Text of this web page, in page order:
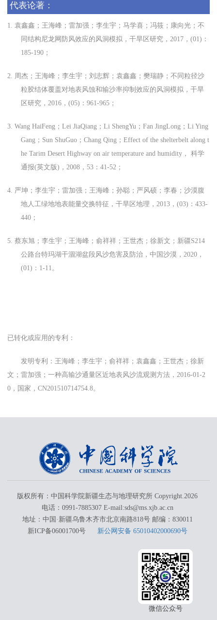
代表论著：
1. 袁鑫鑫；王海峰；雷加强；李生宇；马学喜；冯筱；康向光； 不
同结构尼龙网防风效应的风洞模拟 ，干旱区研究，2017 ，(01) ：
185-190 ；
2. 周杰；王海峰；李生宇；刘志辉；袁鑫鑫；樊瑞静； 不同粒径沙
粒胶结体覆盖对地表风蚀和输沙率抑制效应的风洞模拟 ，干旱
区研究，2016 ，(05) ：961-965 ；
3. Wang HaiFeng ； Lei JiaQiang ； Li ShengYu ； Fan JingLong ； Li Ying
Gang ； Sun ShuGuo ；Chang Qing ；Effect of the shelterbelt along t
he Tarim Desert Highway on air temperature and humidity ，
科学
通报(英文版) ，2008 ， 53 ：41-52 ；
4. 严坤；李生宇；雷加强；王海峰；孙聪；严风硕；李春； 沙漠腹
地人工绿地地表能量交换特征 ，干旱区地理，2013 ，(03) ：433-
440 ；
5. 蔡东旭；李生宇；王海峰；俞祥祥；王世杰；徐新文； 新疆S214
公路台特玛湖干涸湖盆段风沙危害及防治 ，中国沙漠，2020 ，
(01) ： 1-11。
已转化或应用的专利：
发明专利：王海峰 ； 李生宇 ； 俞祥祥 ； 袁鑫鑫 ； 王世杰 ； 徐新
文 ； 雷加强 ； 一种高输沙通量区近地表风沙流观测方法 ， 2016-01-2
0 ，国家， CN201510714754.8。
版权所有：中国科学院新疆生态与地理研究所 Copyright.2026
电话：0991-7885307 E-mail:sds@ms.xjb.ac.cn
地址：中国·新疆乌鲁木齐市北京南路818号 邮编：830011
新ICP备06001700号 新公网安备 65010402000690号
微信公众号